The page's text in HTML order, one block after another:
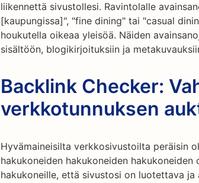
liikennettä sivustollesi. Ravintolalle
[kaupungissa]", "fine dining" tai "casual
houkutella oikeaa yleisöä. Näiden
sisältöön, blogikirjoituksiin ja
Backlink Checker:
verkkotunnuksen
Hyvämaineisilta verkkosivustoilta peräisin
hakukoneiden hakukoneiden
hakukoneille, että sivustosi on luotettava